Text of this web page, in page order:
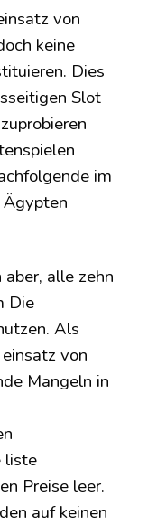
von
keine
Dies
Slot
im
alle zehn
Die
Als
von
Mangeln in
liste
Preise leer.
auf keinen